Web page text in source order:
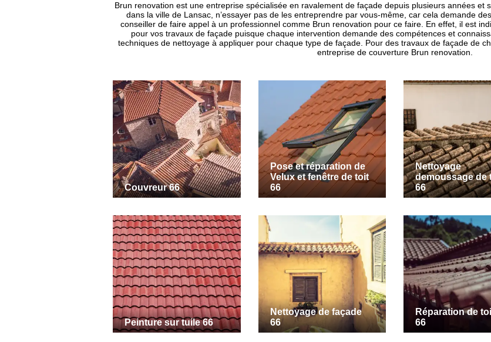
Brun renovation est une entreprise spécialisée en ravalement de façade depuis plusieurs années et
dans la ville de Lansac, n’essayer pas de les entreprendre par vous-même, car cela demande
conseiller de faire appel à un professionnel comme Brun renovation pour ce faire. En effet, il est
pour vos travaux de façade puisque chaque intervention demande des compétences et
techniques de nettoyage à appliquer pour chaque type de façade. Pour des travaux de façade de
entreprise de couverture Brun renovation.
Couvreur 66
Pose et réparation de
Velux et fenêtre de toit
66
Nettoyage
demoussage de
66
Peinture sur tuile 66
Nettoyage de façade
66
Réparation de
66